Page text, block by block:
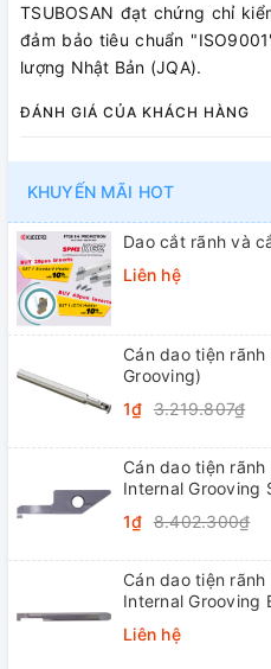
TSUBOSAN đạt chứng chỉ
đảm bảo tiêu chuẩn
lượng Nhật Bản (JQA).
ĐÁNH GIÁ CỦA KHÁCH HÀNG
KHUYẾN MÃI HOT
Dao cắt rãnh và
Liên hệ
Cán dao tiện rãnh
Grooving)
1₫ 3.219.807₫
Cán dao tiện rãnh
Internal Grooving
1₫ 8.402.300₫
Cán dao tiện rãnh
Internal Grooving
Liên hệ